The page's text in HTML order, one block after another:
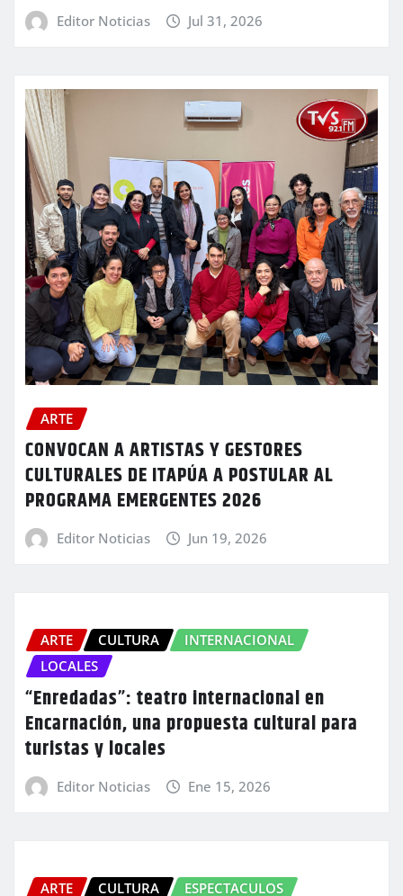
Editor Noticias Jul 31, 2026
ARTE
CONVOCAN A ARTISTAS Y GESTORES
CULTURALES DE ITAPÚA A POSTULAR AL
PROGRAMA EMERGENTES 2026
Editor Noticias Jun 19, 2026
ARTE CULTURA
INTERNACIONAL
LOCALES
“Enredadas”: teatro internacional en
Encarnación, una propuesta cultural para
turistas y locales
Editor Noticias Ene 15, 2026
ARTE CULTURA ESPECTACULOS